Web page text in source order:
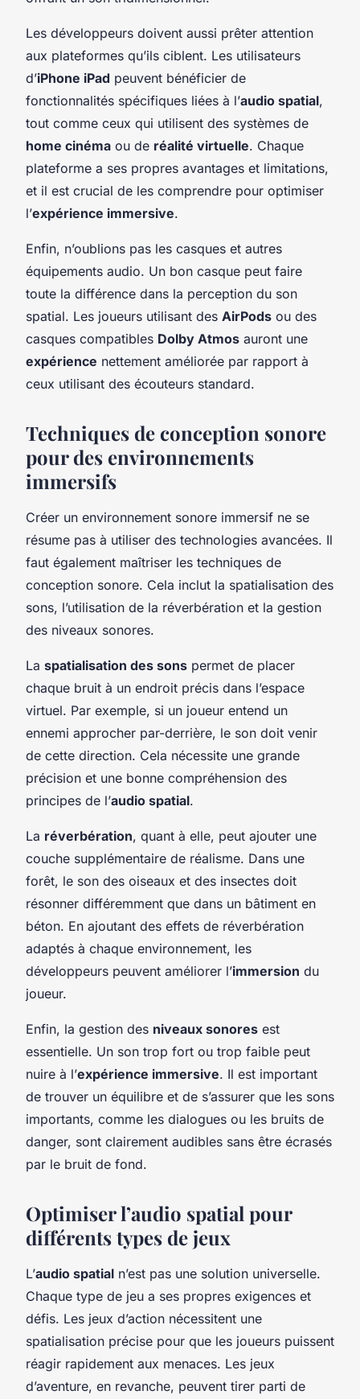
Les développeurs doivent aussi prêter attention
aux plateformes qu’ils ciblent. Les utilisateurs
d’iPhone iPad peuvent bénéficier de
fonctionnalités spécifiques liées à l’audio spatial,
tout comme ceux qui utilisent des systèmes de
home cinéma ou de réalité virtuelle. Chaque
plateforme a ses propres avantages et limitations,
et il est crucial de les comprendre pour optimiser
l’expérience immersive.
Enfin, n’oublions pas les casques et autres
équipements audio. Un bon casque peut faire
toute la différence dans la perception du son
spatial. Les joueurs utilisant des AirPods ou des
casques compatibles Dolby Atmos auront une
expérience nettement améliorée par rapport à
ceux utilisant des écouteurs standard.
Techniques de conception sonore
pour des environnements
immersifs
Créer un environnement sonore immersif ne se
résume pas à utiliser des technologies avancées. Il
faut également maîtriser les techniques de
conception sonore. Cela inclut la spatialisation des
sons, l’utilisation de la réverbération et la gestion
des niveaux sonores.
La spatialisation des sons permet de placer
chaque bruit à un endroit précis dans l’espace
virtuel. Par exemple, si un joueur entend un
ennemi approcher par-derrière, le son doit venir
de cette direction. Cela nécessite une grande
précision et une bonne compréhension des
principes de l’audio spatial.
La réverbération, quant à elle, peut ajouter une
couche supplémentaire de réalisme. Dans une
forêt, le son des oiseaux et des insectes doit
résonner différemment que dans un bâtiment en
béton. En ajoutant des effets de réverbération
adaptés à chaque environnement, les
développeurs peuvent améliorer l’immersion du
joueur.
Enfin, la gestion des niveaux sonores est
essentielle. Un son trop fort ou trop faible peut
nuire à l’expérience immersive. Il est important
de trouver un équilibre et de s’assurer que les sons
importants, comme les dialogues ou les bruits de
danger, sont clairement audibles sans être écrasés
par le bruit de fond.
Optimiser l’audio spatial pour
différents types de jeux
L’audio spatial n’est pas une solution universelle.
Chaque type de jeu a ses propres exigences et
défis. Les jeux d’action nécessitent une
spatialisation précise pour que les joueurs puissent
réagir rapidement aux menaces. Les jeux
d’aventure, en revanche, peuvent tirer parti de